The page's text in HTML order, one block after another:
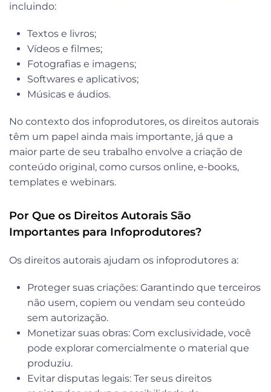
incluindo:
Textos e livros;
Vídeos e filmes;
Fotografias e imagens;
Softwares e aplicativos;
Músicas e áudios.
No contexto dos infoprodutores, os direitos autorais
têm um papel ainda mais importante, já que a
maior parte de seu trabalho envolve a criação de
conteúdo original, como cursos online, e-books,
templates e webinars.
Por Que os Direitos Autorais São
Importantes para Infoprodutores?
Os direitos autorais ajudam os infoprodutores a:
Proteger suas criações: Garantindo que terceiros
não usem, copiem ou vendam seu conteúdo
sem autorização.
Monetizar suas obras: Com exclusividade, você
pode explorar comercialmente o material que
produziu.
Evitar disputas legais: Ter seus direitos